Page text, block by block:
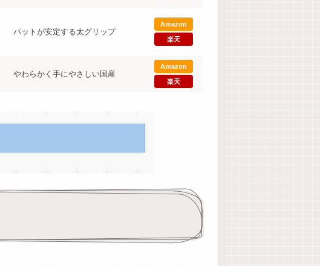
パットが安定する太グリップ
Amazon
楽天
やわらかく手にやさしい国産
Amazon
楽天